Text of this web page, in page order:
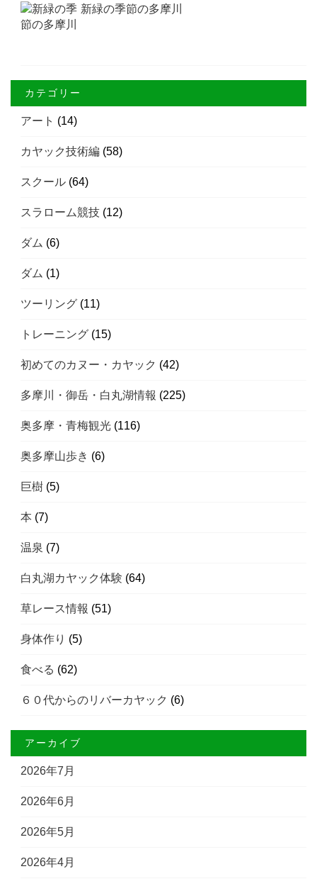
新緑の季節の多摩川
カテゴリー
アート (14)
カヤック技術編 (58)
スクール (64)
スラローム競技 (12)
ダム (6)
ダム (1)
ツーリング (11)
トレーニング (15)
初めてのカヌー・カヤック (42)
多摩川・御岳・白丸湖情報 (225)
奥多摩・青梅観光 (116)
奥多摩山歩き (6)
巨樹 (5)
本 (7)
温泉 (7)
白丸湖カヤック体験 (64)
草レース情報 (51)
身体作り (5)
食べる (62)
６０代からのリバーカヤック (6)
アーカイブ
2026年7月
2026年6月
2026年5月
2026年4月